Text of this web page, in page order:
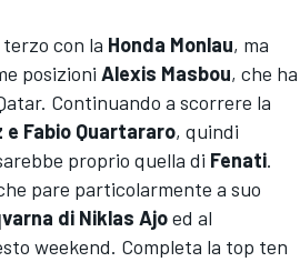
terzo con la Honda Monlau, ma
posizioni Alexis Masbou, che ha
Continuando a scorrere la
e Fabio Quartararo, quindi
proprio quella di Fenati.
pare particolarmente a suo
di Niklas Ajoed al
weekend. Completa la top ten